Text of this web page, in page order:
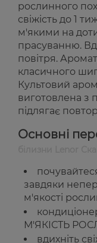
рослинного
свіжість до 1
м'якими на
прасуванню.
повітря.
класичного
Культовий
виготовлена з
підлягає
Основні
завдяки
м'якості
М'ЯКІСТЬ
вдихніть